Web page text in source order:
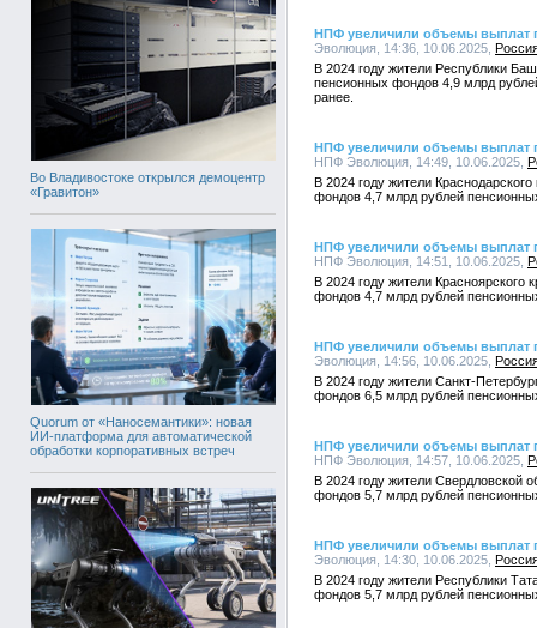
Во Владивостоке открылся демоцентр
«Гравитон»
Quorum от «Наносемантики»: новая
ИИ-платформа для автоматической
обработки корпоративных встреч
НПФ увеличили объемы выплат
Эволюция, 14:36, 10.06.2025,
В 2024 году жители Республики
пенсионных фондов 4,9 млрд
ранее.
НПФ увеличили объемы выплат
НПФ Эволюция, 14:49, 10.06.2025,
В 2024 году жители
фондов 4,7 млрд рублей
НПФ увеличили объемы выплат
НПФ Эволюция, 14:51, 10.06.2025,
В 2024 году жители Красноярского
фондов 4,7 млрд рублей
НПФ увеличили объемы выплат
Эволюция, 14:56, 10.06.2025,
В 2024 году жители Санкт-
фондов 6,5 млрд рублей
НПФ увеличили объемы выплат
НПФ Эволюция, 14:57, 10.06.2025,
В 2024 году жители Свердловской
фондов 5,7 млрд рублей
НПФ увеличили объемы выплат
Эволюция, 14:30, 10.06.2025,
В 2024 году жители Республики
фондов 5,7 млрд рублей